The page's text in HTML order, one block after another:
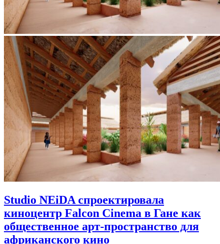
Studio NEiDA спроектировала
киноцентр Falcon Cinema в Гане как
общественное арт-пространство для
африканского кино